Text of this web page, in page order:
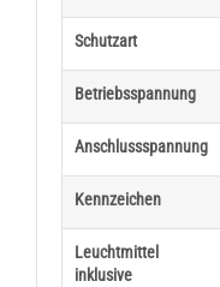
Schutzart
Betriebsspannung
Anschlussspannung
Kennzeichen
Leuchtmittel
inklusive